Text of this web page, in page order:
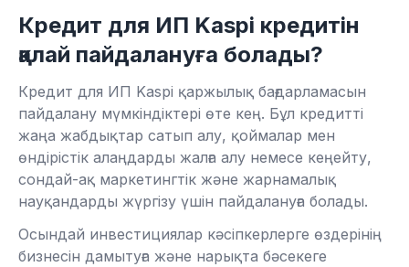
Кредит для ИП Kaspi кредитін
қалай пайдалануға болады?
Кредит для ИП Kaspi қаржылық бағдарламасын
пайдалану мүмкіндіктері өте кең. Бұл кредитті
жаңа жабдықтар сатып алу, қоймалар мен
өндірістік алаңдарды жалға алу немесе кеңейту,
сондай-ақ маркетингтік және жарнамалық
науқандарды жүргізу үшін пайдалануға болады.
Осындай инвестициялар кәсіпкерлерге өздерінің
бизнесін дамытуға және нарықта бәсекеге